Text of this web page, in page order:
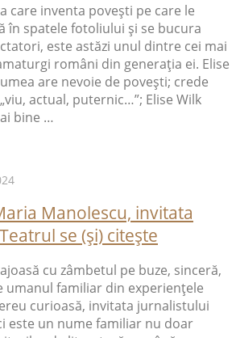
care inventa povești pe care le
în spatele fotoliului și se bucura
este astăzi unul dintre cei mai
români din generația ei. Elise
are nevoie de povești; crede
actual, puternic…”; Elise Wilk
bine …
Manolescu, invitata
se (și) citește
cu zâmbetul pe buze, sinceră,
umanul familiar din experienţele
curioasă, invitata jurnalistului
este un nume familiar nu doar